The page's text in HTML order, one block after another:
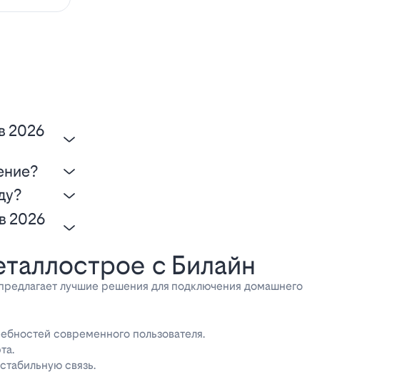
с Билайн
лучшие решения для подключения домашнего
современного пользователя.
связь.